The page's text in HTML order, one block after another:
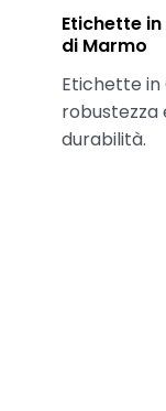
Etichette
di Marmo
Etichette in
durabilità.